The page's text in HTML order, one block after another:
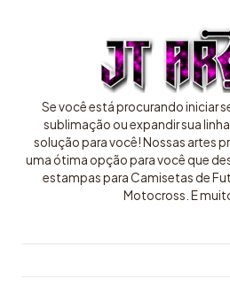
Se você está procurando iniciar
sublimação ou expandir sua
solução para você! Nossas artes
uma ótima opção para você que
estampas para Camisetas de
Motocross. E